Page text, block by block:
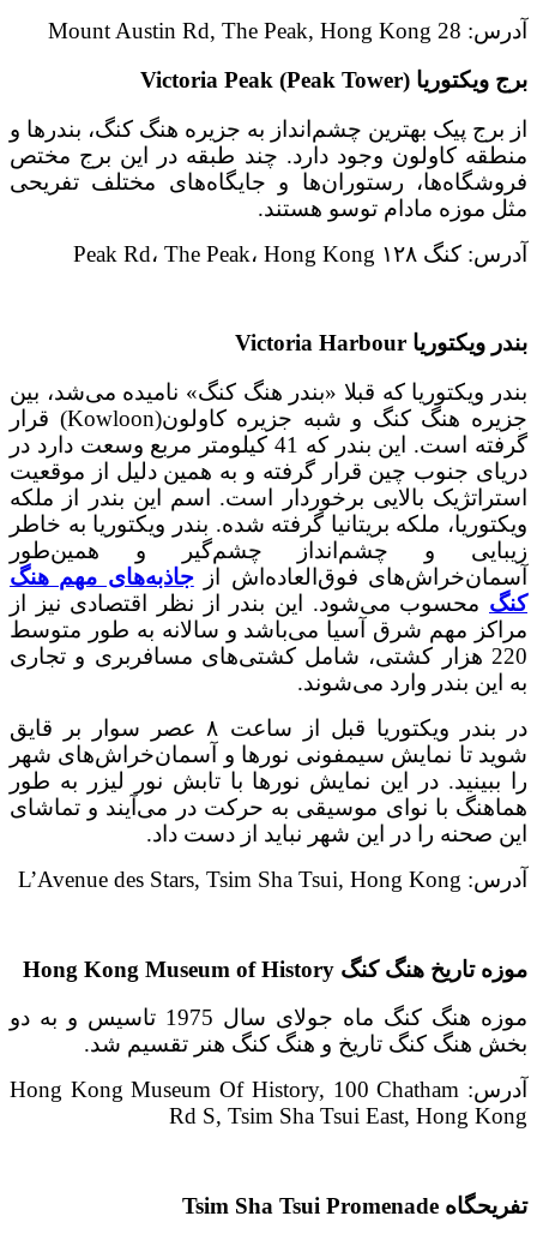
آدرس: 28 Mount Austin Rd, The Peak, Hong Kong
برج ویکتوریا (Victoria Peak (Peak Tower
از برج پیک بهترین چشم‌انداز به جزیره هنگ کنگ، بندرها و
منطقه کاولون وجود دارد. چند طبقه در این برج مختص
فروشگاه‌ها، رستوران‌ها و جایگاه‌های مختلف تفریحی
مثل موزه مادام توسو هستند.
آدرس: کنگ ۱۲۸ Peak Rd، The Peak، Hong Kong
بندر ویکتوریا Victoria Harbour
بندر ویکتوریا که قبلا «بندر هنگ کنگ» نامیده می‌شد، بین
جزیره هنگ کنگ و شبه جزیره کاولون(Kowloon) قرار
گرفته است. این بندر که 41 کیلومتر مربع وسعت دارد در
دریای جنوب چین قرار گرفته و به همین دلیل از موقعیت
استراتژیک بالایی برخوردار است. اسم این بندر از ملکه
ویکتوریا، ملکه بریتانیا گرفته شده. بندر ویکتوریا به خاطر
زیبایی و چشم‌انداز چشم‌گیر و همین‌طور
آسمان‌خراش‌های فوق‌العاده‌اش ازجاذبه‌های مهم هنگ
کنگ محسوب می‌شود. این بندر از نظر اقتصادی نیز از
مراکز مهم شرق آسیا می‌باشد و سالانه به طور متوسط
220 هزار کشتی، شامل کشتی‌های مسافربری و تجاری
به این بندر وارد می‌شوند.
در بندر ویکتوریا قبل از ساعت ۸ عصر سوار بر قایق
شوید تا نمایش سیمفونی نورها و آسمان‌خراش‌های شهر
را ببینید. در این نمایش نورها با تابش نور لیزر به طور
هماهنگ با نوای موسیقی به حرکت در می‌آیند و تماشای
این صحنه را در این شهر نباید از دست داد.
آدرس: L’Avenue des Stars, Tsim Sha Tsui, Hong Kong
موزه تاریخ هنگ کنگ Hong Kong Museum of History
موزه هنگ کنگ ماه جولای سال 1975 تاسیس و به دو
بخش هنگ کنگ تاریخ و هنگ کنگ هنر تقسیم شد.
آدرس: Hong Kong Museum Of History, 100 Chatham
Rd S, Tsim Sha Tsui East, Hong Kong
تفریحگاه Tsim Sha Tsui Promenade